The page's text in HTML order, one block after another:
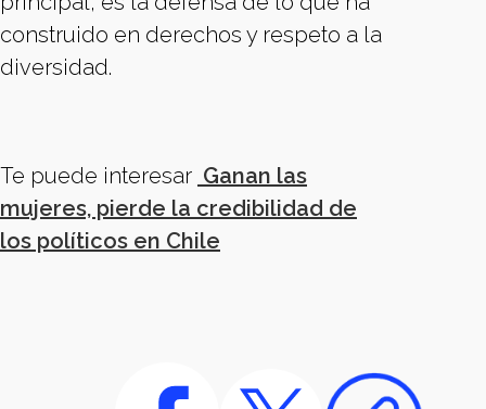
construido en derechos y respeto a la
diversidad.
Te puede interesar Ganan las
mujeres, pierde la credibilidad de
los políticos en Chile